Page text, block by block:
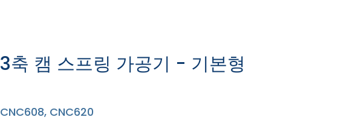
3축 캠 스프링 가공기 - 기본형
CNC608, CNC620